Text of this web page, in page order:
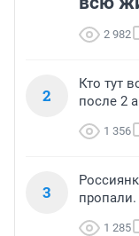
2 982
2
Кто тут
после 2
1 356
3
пропали.
1 285